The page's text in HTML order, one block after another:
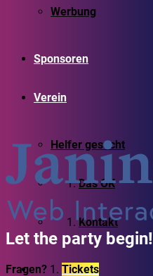
Werbung
Sponsoren
Verein
Helfer gesucht
Das OK
Kontakt
Tickets
Let the party begin!
Fragen?